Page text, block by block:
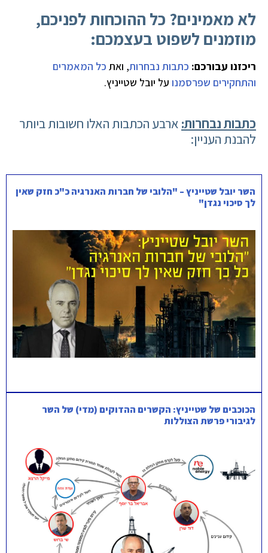
לא מאמינים? כל ההוכחות לפניכם,
מוזמנים לשפוט בעצמכם:
ריכזנו עבורכם: כתבות נבחרות, ואת כל המאמרים
והתחקירים שפרסמנו על יובל שטייניץ.
כתבות נבחרות: ארבע הכתבות האלו חשובות ביותר
להבנת העניין:
השר יובל שטייניץ – "הלובי של חברות האנרגיה כ"כ חזק שאין
לך סיכוי נגדן"
הכוכבים של שטייניץ: הקשרים ההדוקים (מדי) של השר
לגיבורי פרשת הצוללות